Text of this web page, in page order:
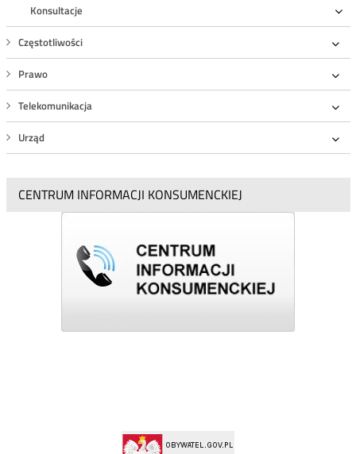
Konsultacje
Częstotliwości
Prawo
Telekomunikacja
Urząd
CENTRUM INFORMACJI KONSUMENCKIEJ